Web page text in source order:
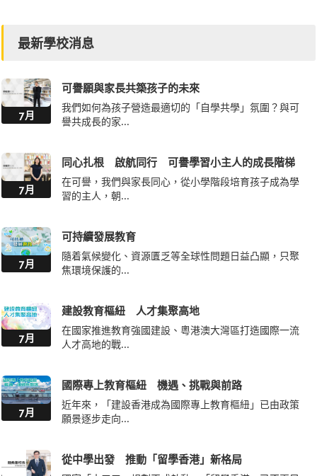
最新學校消息
7月
可譽願與家長共築孩子的未來
我們如何為孩子營造最適切的「自學共學」氛圍？與可
譽共成長的家...
7月
同心扎根 啟航同行 可譽學習小主人的成長階梯
在可譽，我們與家長同心，從小學階段培育孩子成為學
習的主人，朝...
7月
可持續發展教育
隨着氣候變化、資源匱乏等全球性問題日益凸顯，只聚
焦環境保護的...
7月
建設教育樞紐 人才集聚高地
在國家推進教育強國建設、粵港澳大灣區打造國際一流
人才高地的戰...
7月
國際專上教育樞紐 機遇、挑戰與前路
近年來，「建設香港成為國際專上教育樞紐」已由政策
願景逐步走向...
從中學出發 推動「留學香港」新格局